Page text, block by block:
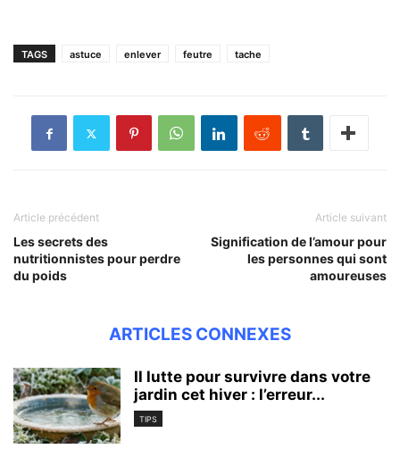
TAGS astuce enlever feutre tache
Article précédent
Les secrets des
nutritionnistes pour perdre
du poids
Article suivant
Signification de l’amour pour
les personnes qui sont
amoureuses
ARTICLES CONNEXES
Il lutte pour survivre dans votre
jardin cet hiver : l’erreur...
TIPS